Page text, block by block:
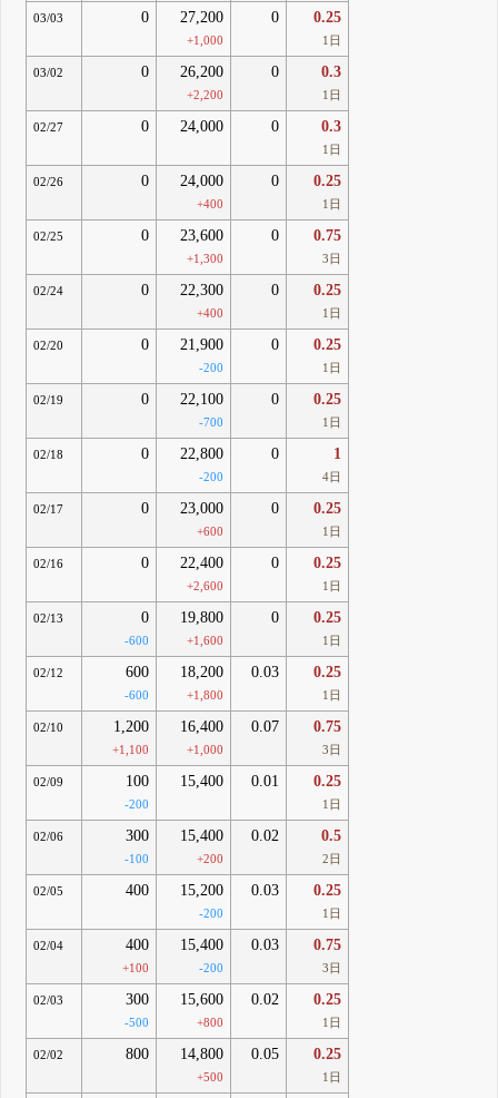
03/03 0 27,200
+1,000
0 0.25
1日
03/02 0 26,200
+2,200
0 0.3
1日
02/27 0 24,000 0 0.3
1日
02/26 0 24,000
+400
0 0.25
1日
02/25 0 23,600
+1,300
0 0.75
3日
02/24 0 22,300
+400
0 0.25
1日
02/20 0 21,900
-200
0 0.25
1日
02/19 0 22,100
-700
0 0.25
1日
02/18 0 22,800
-200
0 1
4日
02/17 0 23,000
+600
0 0.25
1日
02/16 0 22,400
+2,600
0 0.25
1日
02/13 0
-600
19,800
+1,600
0 0.25
1日
02/12 600
-600
18,200
+1,800
0.03 0.25
1日
02/10 1,200
+1,100
16,400
+1,000
0.07 0.75
3日
02/09 100
-200
15,400 0.01 0.25
1日
02/06 300
-100
15,400
+200
0.02 0.5
2日
02/05 400 15,200
-200
0.03 0.25
1日
02/04 400
+100
15,400
-200
0.03 0.75
3日
02/03 300
-500
15,600
+800
0.02 0.25
1日
02/02 800 14,800
+500
0.05 0.25
1日